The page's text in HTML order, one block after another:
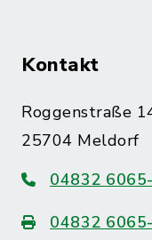
Kontakt
Roggenstraße
25704 Meldorf
04832
04832